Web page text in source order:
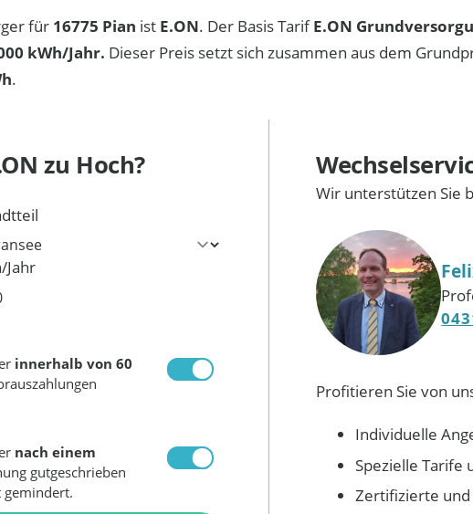
für 16775 Pian ist E.ON. Der Basis TarifE.ON
kWh/Jahr. Dieser Preis setzt sich zusammen aus dem
.
zu Hoch?
Jahr
innerhalb von 60
nach einem
gutgeschrieben
gemindert.
Wir unterstützen Sie
Profitieren Sie von
Individuelle
Spezielle
Zertifizierte und